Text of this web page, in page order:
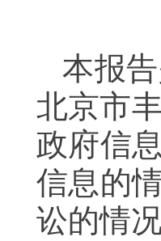
本报
北京市
政府信
信息的
讼的情